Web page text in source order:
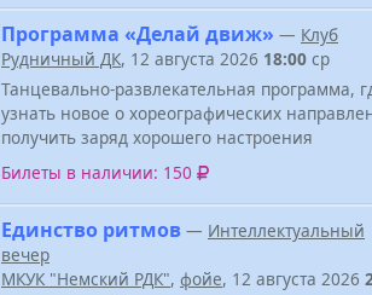
Программа «Делай движ» — Клуб
Рудничный ДК, 12 августа 2026 18:00 ср
Танцевально-развлекательная программа,
узнать новое о хореографических
получить заряд хорошего настроения
Билеты в наличии: 150
Единство ритмов — Интеллектуальный
вечер
МКУК "Немский РДК", фойе, 12 августа 2026